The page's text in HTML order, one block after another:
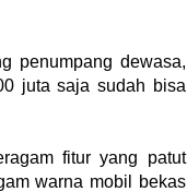
penumpang dewasa,
juta saja sudah bisa
fitur yang patut
warna mobil bekas